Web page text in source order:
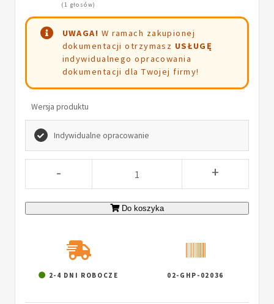
(1 głosów)
UWAGA! W ramach zakupionej
dokumentacji otrzymasz USŁUGĘ
indywidualnego opracowania
dokumentacji dla Twojej firmy!
Wersja produktu
Indywidualne opracowanie
- +
Do koszyka
2-4 DNI ROBOCZE 02-GHP-02036